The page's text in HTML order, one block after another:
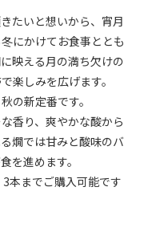
たいと想いから、宵月
にかけてお食事ととも
映える月の満ち欠けの
楽しみを広げます。
の新定番です。
香り、爽やかな酸から
燗では甘みと酸味のバ
を進めます。
本までご購入可能です